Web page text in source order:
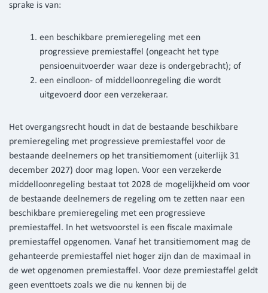
sprake is van:
een beschikbare premieregeling met een
progressieve premiestaffel (ongeacht het type
pensioenuitvoerder waar deze is ondergebracht); of
een eindloon- of middelloonregeling die wordt
uitgevoerd door een verzekeraar.
Het overgangsrecht houdt in dat de bestaande beschikbare
premieregeling met progressieve premiestaffel voor de
bestaande deelnemers op het transitiemoment (uiterlijk 31
december 2027) door mag lopen. Voor een verzekerde
middelloonregeling bestaat tot 2028 de mogelijkheid om voor
de bestaande deelnemers de regeling om te zetten naar een
beschikbare premieregeling met een progressieve
premiestaffel. In het wetsvoorstel is een fiscale maximale
premiestaffel opgenomen. Vanaf het transitiemoment mag de
gehanteerde premiestaffel niet hoger zijn dan de maximaal in
de wet opgenomen premiestaffel. Voor deze premiestaffel geldt
geen eventtoets zoals we die nu kennen bij de